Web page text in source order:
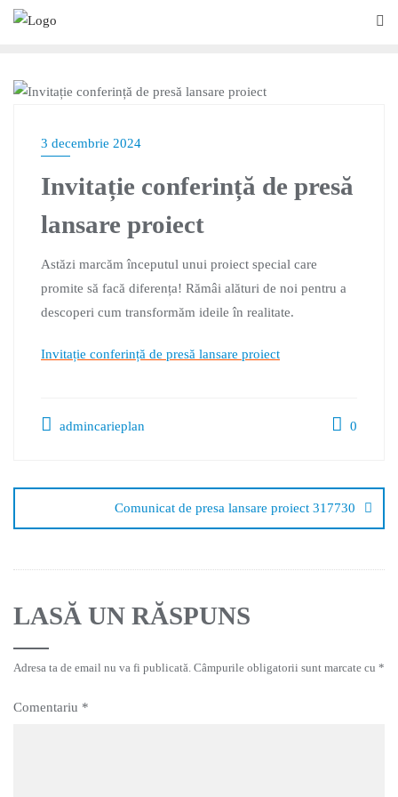
3 decembrie 2024
Invitație conferință de presă
lansare proiect
Astăzi marcăm începutul unui proiect special care
promite să facă diferența! Rămâi alături de noi pentru a
descoperi cum transformăm ideile în realitate.
Invitație conferință de presă lansare proiect
admincarieplan 0
Comunicat de presa lansare proiect 317730
LASĂ UN RĂSPUNS
Adresa ta de email nu va fi publicată. Câmpurile obligatorii sunt marcate cu *
Comentariu *